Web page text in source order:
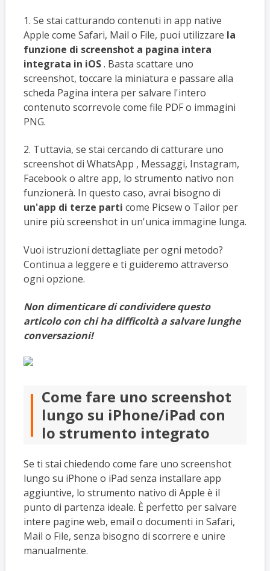
1. Se stai catturando contenuti in app native
Apple come Safari, Mail o File, puoi utilizzare la
funzione di screenshot a pagina intera
integrata in iOS. Basta scattare uno
screenshot, toccare la miniatura e passare alla
scheda Pagina intera per salvare l'intero
contenuto scorrevole come file PDF o immagini
PNG.
2. Tuttavia, se stai cercando di catturare uno
screenshot di WhatsApp , Messaggi, Instagram,
Facebook o altre app, lo strumento nativo non
funzionerà. In questo caso, avrai bisogno di
un'app di terze parti come Picsew o Tailor per
unire più screenshot in un'unica immagine lunga.
Vuoi istruzioni dettagliate per ogni metodo?
Continua a leggere e ti guideremo attraverso
ogni opzione.
Non dimenticare di condividere questo
articolo con chi ha difficoltà a salvare lunghe
conversazioni!
Come fare uno screenshot
lungo su iPhone/iPad con
lo strumento integrato
Se ti stai chiedendo come fare uno screenshot
lungo su iPhone o iPad senza installare app
aggiuntive, lo strumento nativo di Apple è il
punto di partenza ideale. È perfetto per salvare
intere pagine web, email o documenti in Safari,
Mail o File, senza bisogno di scorrere e unire
manualmente.